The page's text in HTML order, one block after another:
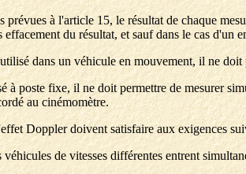
prévues à l'article 15, le résultat de chaque
du résultat, et sauf dans le cas
dans un véhicule en mouvement, il ne
à poste fixe, il ne doit permettre de mesurer
au cinémomètre.
Doppler doivent satisfaire aux exigences
de vitesses différentes entrent